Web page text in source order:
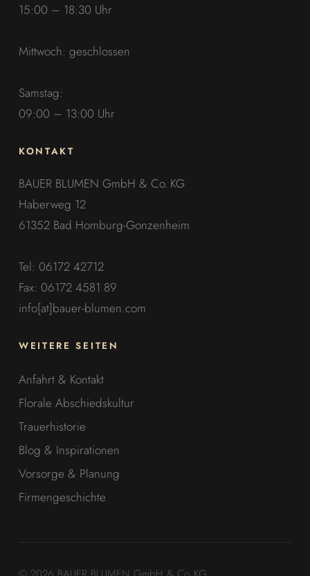
15:00 – 18:30 Uhr
Mittwoch: geschlossen
Samstag:
09:00 – 13:00 Uhr
KONTAKT
BAUER BLUMEN GmbH & Co. KG
Haberweg 12
61352 Bad Homburg-Gonzenheim
Tel: 06172 42712
Fax: 06172 4581 89
info[at]bauer-blumen.com
WEITERE SEITEN
Anfahrt & Kontakt
Florale Abschiedskultur
Trauerhistorie
Blog & Inspirationen
Vorsorge & Planung
Firmengeschichte